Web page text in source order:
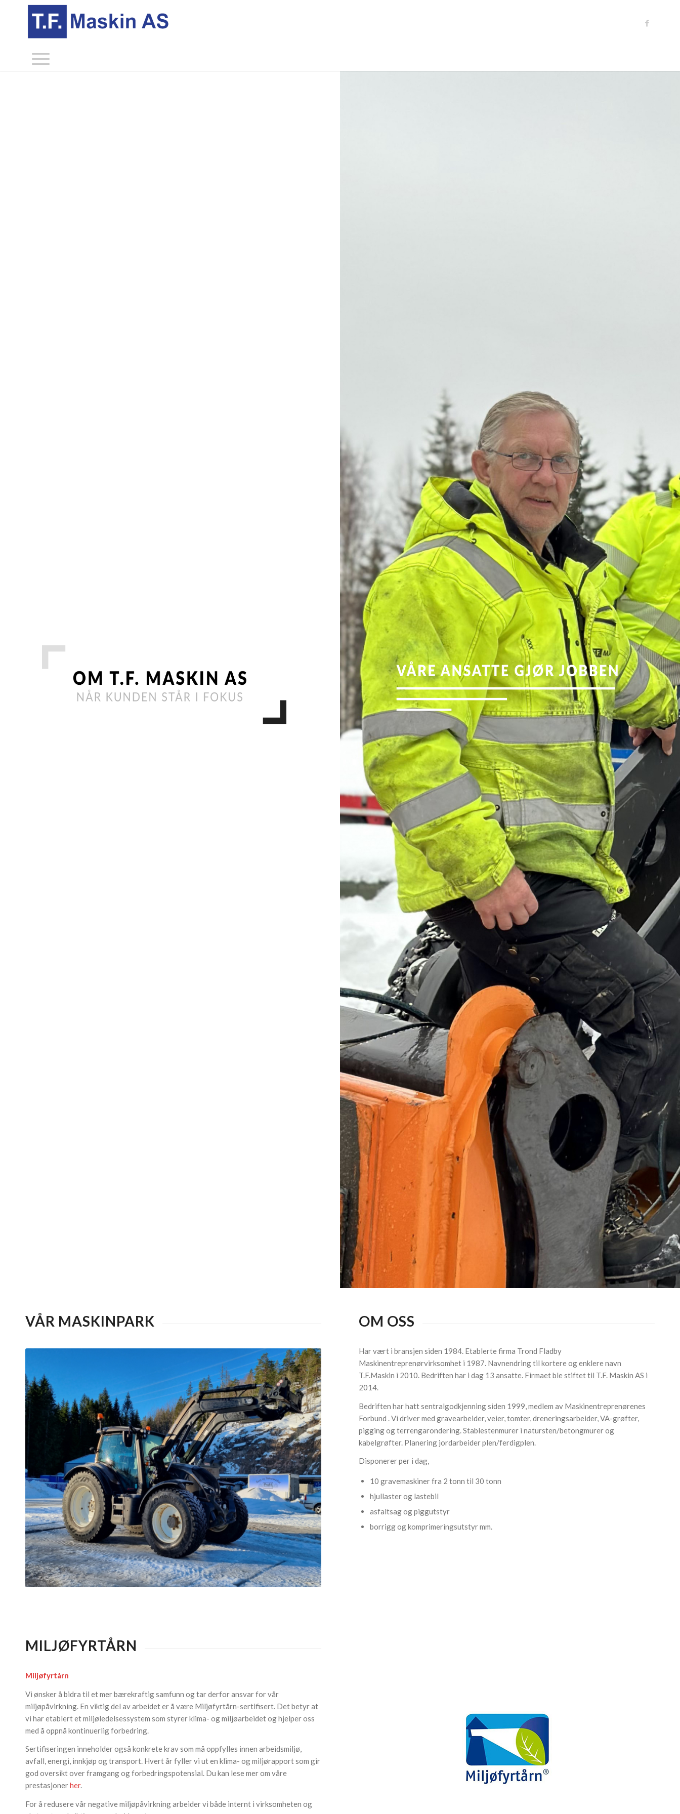
VÅR MASKINPARK OM OSS
Har vært i bransjen siden 1984. Etablerte firma Trond Fladby
Maskinentreprenørvirksomhet i 1987. Navnendring til kortere og enklere navn
T.F.Maskin i 2010. Bedriften har i dag 13 ansatte. Firmaet ble stiftet til T.F. Maskin AS i
2014.
Bedriften har hatt sentralgodkjenning siden 1999, medlem av Maskinentreprenørenes
Forbund . Vi driver med gravearbeider, veier, tomter, dreneringsarbeider, VA-grøfter,
pigging og terrengarondering. Stablestenmurer i natursten/betongmurer og
kabelgrøfter. Planering jordarbeider plen/ferdigplen.
Disponerer per i dag,
10 gravemaskiner fra 2 tonn til 30 tonn
hjullaster og lastebil
asfaltsag og piggutstyr
borrigg og komprimeringsutstyr mm.
MILJØFYRTÅRN
Miljøfyrtårn
Vi ønsker å bidra til et mer bærekraftig samfunn og tar derfor ansvar for vår
miljøpåvirkning. En viktig del av arbeidet er å være Miljøfyrtårn-sertifisert. Det betyr at
vi har etablert et miljøledelsessystem som styrer klima- og miljøarbeidet og hjelper oss
med å oppnå kontinuerlig forbedring.
Sertifiseringen inneholder også konkrete krav som må oppfylles innen arbeidsmiljø,
avfall, energi, innkjøp og transport. Hvert år fyller vi ut en klima- og miljørapport som gir
god oversikt over framgang og forbedringspotensial. Du kan lese mer om våre
prestasjonerher.
For å redusere vår negative miljøpåvirkning arbeider vi både internt i virksomheten og